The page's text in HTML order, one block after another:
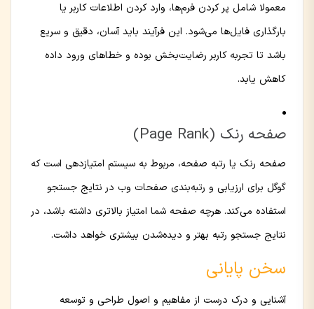
معمولا شامل پر کردن فرم‌ها، وارد کردن اطلاعات کاربر یا
بارگذاری فایل‌ها می‌شود. این فرآیند باید آسان، دقیق و سریع
باشد تا تجربه کاربر رضایت‌بخش بوده و خطاهای ورود داده
کاهش یابد.
صفحه رنک (Page Rank)
صفحه رنک یا رتبه صفحه، مربوط به سیستم امتیازدهی است که
گوگل برای ارزیابی و رتبه‌بندی صفحات وب در نتایج جستجو
استفاده می‌کند. هرچه صفحه شما امتیاز بالاتری داشته باشد، در
نتایج جستجو رتبه بهتر و دیده‌شدن بیشتری خواهد داشت.
سخن پایانی
آشنایی و درک درست از مفاهیم و اصول طراحی و توسعه